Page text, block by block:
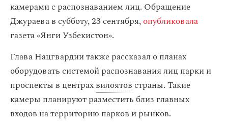
камерами с распознаванием лиц. Обращение
Джураева в субботу, 23 сентября,опубликовала
газета «Янги Узбекистон».
Глава Нацгвардии также рассказал о планах
оборудовать системой распознавания лиц парки и
проспекты в центрахвилоятовстраны. Такие
камеры планируют разместить близ главных
входов на территорию парков и рынков.